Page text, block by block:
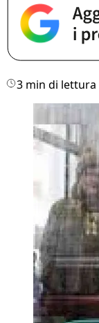
3 min di lettura